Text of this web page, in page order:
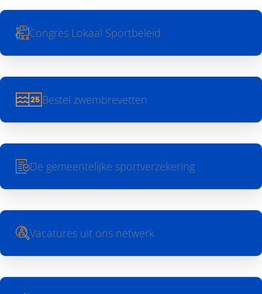
Congres Lokaal Sportbeleid
Bestel zwembrevetten
De gemeentelijke sportverzekering
Vacatures uit ons netwerk